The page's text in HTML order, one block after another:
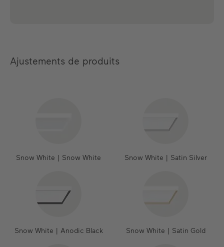
Ajustements de produits
Snow White | Snow White Snow White | Satin Silver
Snow White | Anodic Black Snow White | Satin Gold